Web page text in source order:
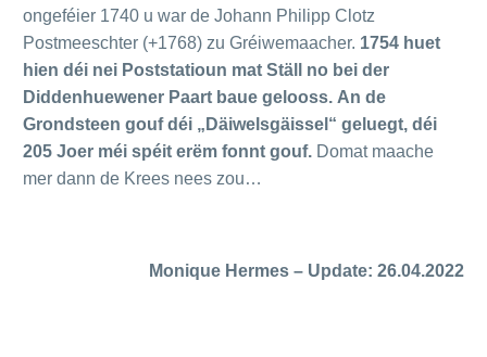
ongeféier 1740 u war de Johann Philipp Clotz
Postmeeschter (+1768) zu Gréiwemaacher. 1754 huet
hien déi nei Poststatioun mat Ställ no bei der
Diddenhuewener Paart baue gelooss. An de
Grondsteen gouf déi „Däiwelsgäissel“ geluegt, déi
205 Joer méi spéit erëm fonnt gouf. Domat maache
mer dann de Krees nees zou…
Monique Hermes – Update: 26.04.2022